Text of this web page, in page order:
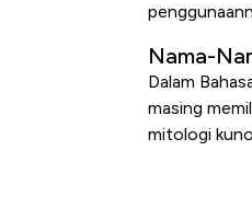
Nama-
Dalam
masing
mitologi